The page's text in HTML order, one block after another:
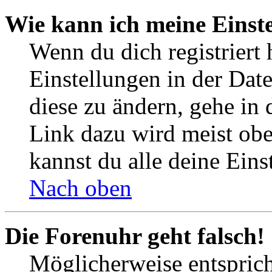
Wie kann ich meine
Wenn du dich registriert
Einstellungen in der
diese zu ändern, gehe in
Link dazu wird meist
kannst du alle deine
Nach oben
Die Forenuhr geht falsch!
Möglicherweise